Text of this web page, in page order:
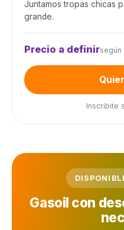
Juntamos tropas chicas
grande.
Precio a definirsegún
Inscribite
Gasoil con